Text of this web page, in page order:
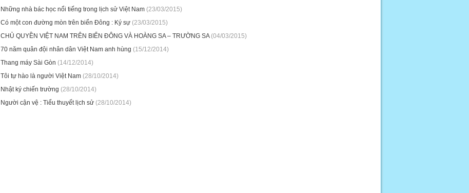
Những nhà bác học nổi tiếng trong lịch sử Việt Nam (23/03/2015)
Có một con đường mòn trên biển Đông : Ký sự (23/03/2015)
CHỦ QUYỀN VIỆT NAM TRÊN BIỂN ĐÔNG VÀ HOÀNG SA – TRƯỜNG SA(04/03/2015)
70 năm quân đội nhân dân Việt Nam anh hùng (15/12/2014)
Thang máy Sài Gòn (14/12/2014)
Tôi tự hào là người Việt Nam (28/10/2014)
Nhật ký chiến trường (28/10/2014)
Người cận vệ : Tiểu thuyết lịch sử (28/10/2014)